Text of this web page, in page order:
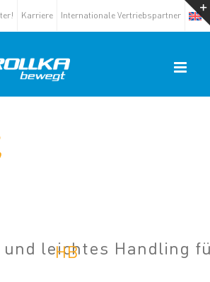
Karriere Internationale Vertriebspartner
HB
leichtes Handling